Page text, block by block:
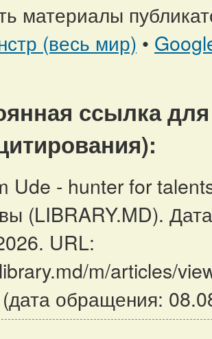
материалы
(весь мир) •
ссылка
Ude - hunter for
(LIBRARY.MD).
URL:
m/articles/
обращения: